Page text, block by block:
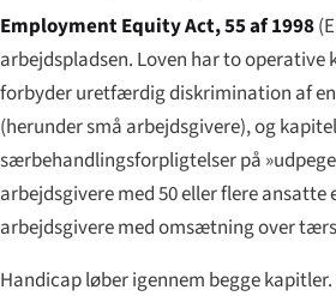
Employment Equity Act, 55 af 1998
arbejdspladsen. Loven har to operative
forbyder uretfærdig diskrimination af
(herunder små arbejdsgivere), og
særbehandlings­forpligtelser på
arbejdsgivere med 50 eller flere ansatte
arbejdsgivere med omsætning over
Handicap løber igennem begge kapitler.